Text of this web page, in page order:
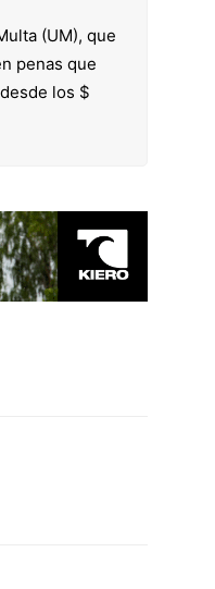
(UM), que
penas que
los $